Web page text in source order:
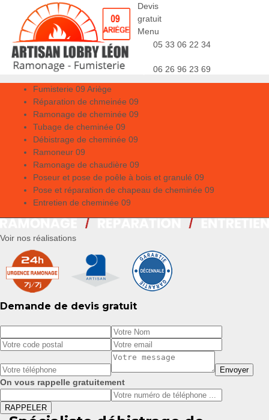
Devis
gratuit
Menu
05 33 06 22 34
06 26 96 23 69
Fumisterie 09 Ariège
Réparation de chmeinée 09
Ramonage de cheminée 09
Tubage de cheminée 09
Débistrage de cheminée 09
Ramoneur 09
Ramonage de chaudière 09
Poseur et pose de poêle à bois et granulé 09
Pose et réparation de chapeau de cheminée 09
Entretien de cheminée 09
Voir nos réalisations
Demande de devis gratuit
On vous rappelle gratuitement